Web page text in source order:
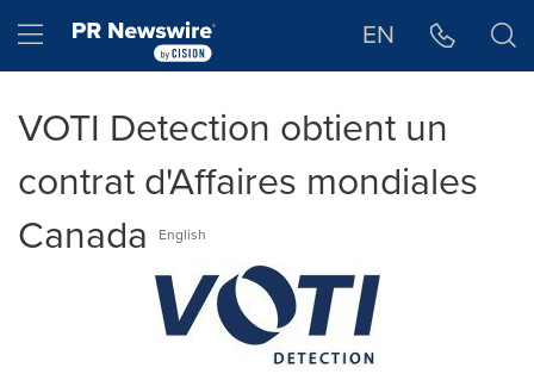
Hamburger menu EN
VOTI Detection obtient un
contrat d'Affaires mondiales
Canada
English